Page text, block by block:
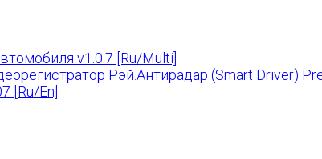
v1.0.7 [Ru/Multi]
Рэй.Антирадар (Smart Driver)
[Ru/En]